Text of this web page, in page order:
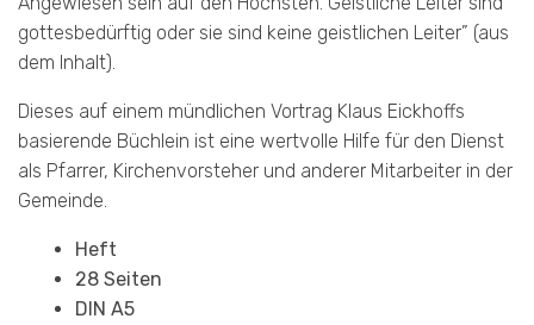
gottesbedürftig oder sie sind keine geistlichen Leiter” (aus
dem Inhalt).
Dieses auf einem mündlichen Vortrag Klaus Eickhoffs
basierende Büchlein ist eine wertvolle Hilfe für den Dienst
als Pfarrer, Kirchenvorsteher und anderer Mitarbeiter in der
Gemeinde.
Heft
28 Seiten
DIN A5